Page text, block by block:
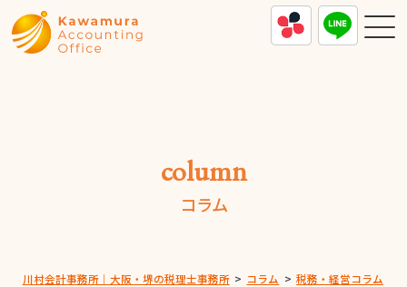
column
コラム
川村会計事務所｜大阪・堺の税理士事務所 > コラム > 税務・経営コラム